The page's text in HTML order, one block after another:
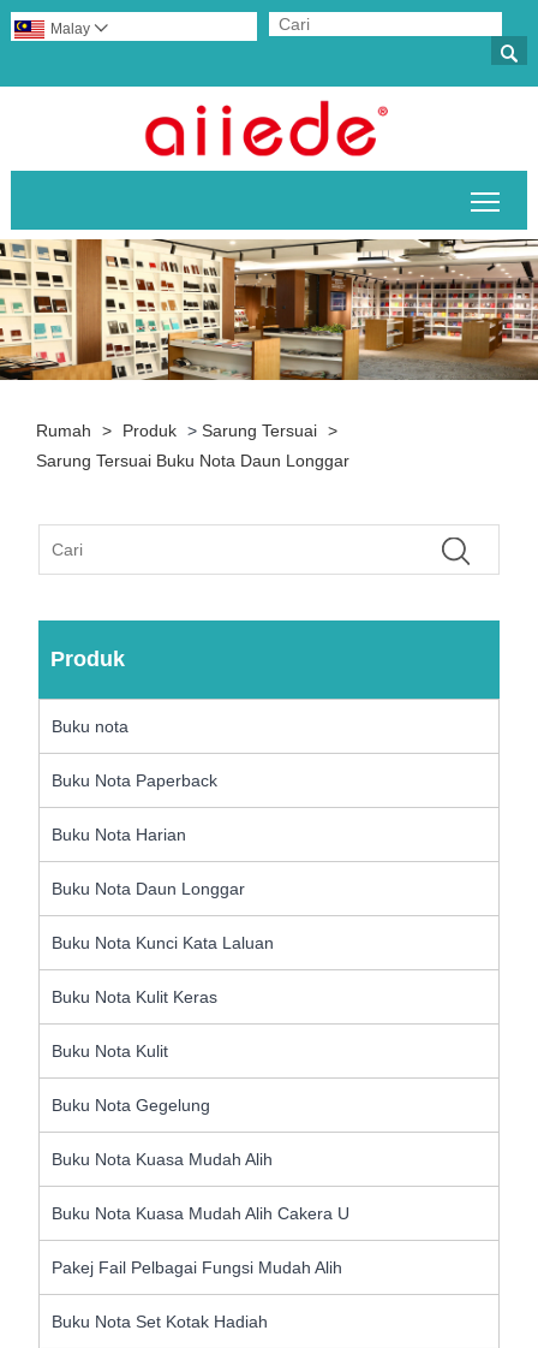

Malay 
Rumah > Produk >Sarung Tersuai >
Sarung Tersuai Buku Nota Daun Longgar
Produk
Buku nota
Buku Nota Paperback
Buku Nota Harian
Buku Nota Daun Longgar
Buku Nota Kunci Kata Laluan
Buku Nota Kulit Keras
Buku Nota Kulit
Buku Nota Gegelung
Buku Nota Kuasa Mudah Alih
Buku Nota Kuasa Mudah Alih Cakera U
Pakej Fail Pelbagai Fungsi Mudah Alih
Buku Nota Set Kotak Hadiah